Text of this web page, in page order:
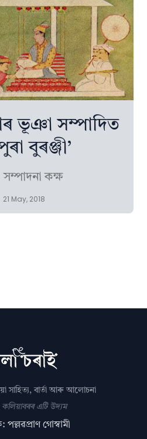
ভূঞা সম্পাদিত
বুৰঞ্জী’
সম্পাদনা কক্ষ
21 May, 2018
সাহিত্য, বাৰ্তা আৰু আলোচনা
কলিয়াবৰৰ এটি উদ্যম
পল্লৱপ্ৰাণ গোস্বামী